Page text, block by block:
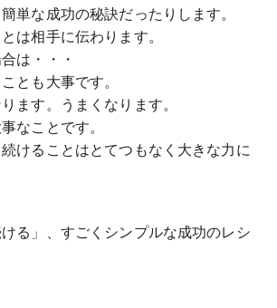
単な成功の秘訣だったりします。
は相手に伝わります。
は・・・
とも大事です。
ます。うまくなります。
なことです。
けることはとてつもなく大きな力に
ける」、すごくシンプルな成功のレシ